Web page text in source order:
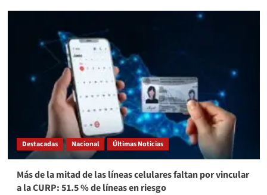
Destacadas Nacional Últimas Noticias
Más de la mitad de las líneas celulares faltan por vincular
a la CURP: 51.5 % de líneas en riesgo